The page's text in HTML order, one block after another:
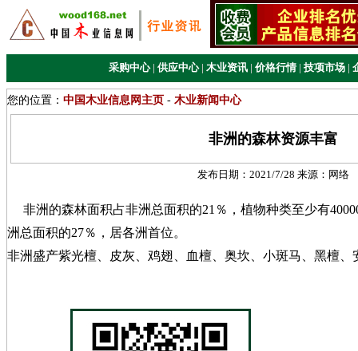
采购中心 | 供应中心 | 木业资讯 | 价格行情 | 技项市场 |
您的位置： 中国木业信息网主页 - 木业新闻中心
非洲的森林资源丰富
发布日期：2021/7/28 来源： 网络
非洲的森林面积占非洲总面积的21％，植物种类至少有
洲总面积的27％，居各洲首位。
非洲盛产紫光檀、皮灰、鸡翅、血檀、奥坎、小斑马、黑檀